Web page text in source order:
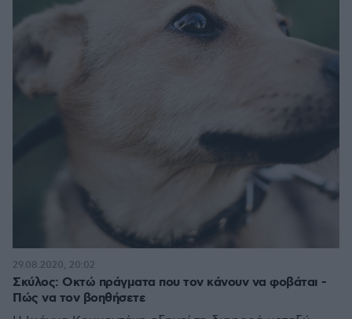
Σκύλος: Οκτώ πράγματα που τον κάνουν να φοβάται -
Πώς να τον βοηθήσετε
29.08.2020, 20:02